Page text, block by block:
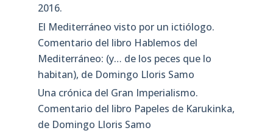
2016.
El Mediterráneo visto por un ictiólogo.
Comentario del libro Hablemos del
Mediterráneo: (y… de los peces que lo
habitan), de Domingo Lloris Samo
Una crónica del Gran Imperialismo.
Comentario del libro Papeles de Karukinka,
de Domingo Lloris Samo